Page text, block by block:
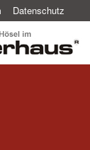
Datenschutz